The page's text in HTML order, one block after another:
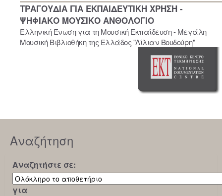
ΤΡΑΓΟΥΔΙΑ ΓΙΑ ΕΚΠΑΙΔΕΥΤΙΚΗ ΧΡΗΣΗ -
ΨΗΦΙΑΚΟ ΜΟΥΣΙΚΟ ΑΝΘΟΛΟΓΙΟ
Ελληνική Ένωση για τη Μουσική Εκπαίδευση - Μεγάλη
Μουσική Βιβλιοθήκη της Ελλάδος "Λίλιαν Βουδούρη"
Αναζήτηση
Αναζητήστε σε:
για